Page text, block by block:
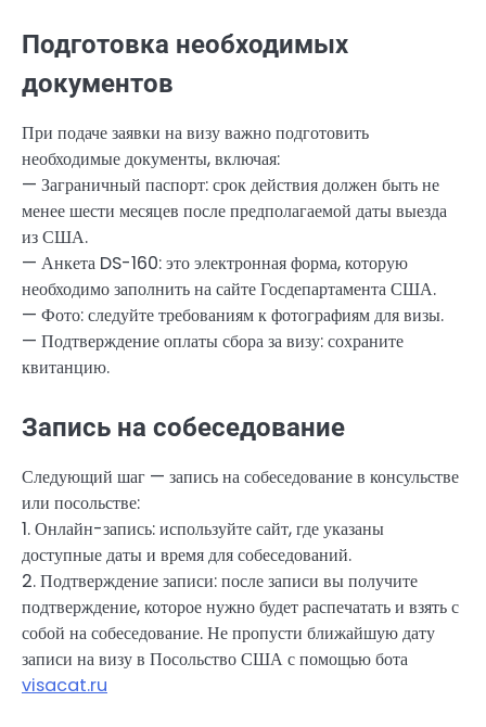
Подготовка необходимых
документов
При подаче заявки на визу важно подготовить
необходимые документы, включая:
— Заграничный паспорт: срок действия должен быть не
менее шести месяцев после предполагаемой даты выезда
из США.
— Анкета DS-160: это электронная форма, которую
необходимо заполнить на сайте Госдепартамента США.
— Фото: следуйте требованиям к фотографиям для визы.
— Подтверждение оплаты сбора за визу: сохраните
квитанцию.
Запись на собеседование
Следующий шаг — запись на собеседование в консульстве
или посольстве:
1. Онлайн-запись: используйте сайт, где указаны
доступные даты и время для собеседований.
2. Подтверждение записи: после записи вы получите
подтверждение, которое нужно будет распечатать и взять с
собой на собеседование. Не пропусти ближайшую дату
записи на визу в Посольство США с помощью бота
visacat.ru